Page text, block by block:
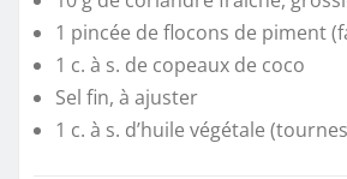
1 pincée de flocons de piment
1 c. à s. de copeaux de coco
Sel fin, à ajuster
1 c. à s. d’huile végétale